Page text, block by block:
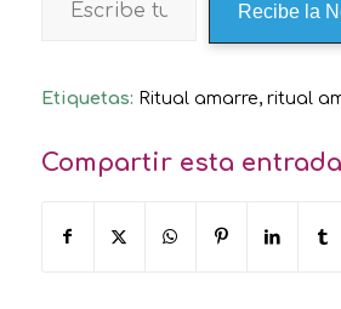
Recibe la
Etiquetas: Ritual amarre, ritual
Compartir esta entrada